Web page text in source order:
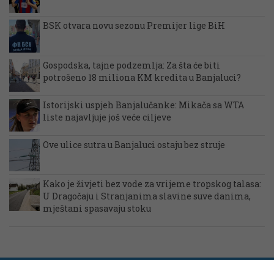
BSK otvara novu sezonu Premijer lige BiH
Gospodska, tajne podzemlja: Za šta će biti
potrošeno 18 miliona KM kredita u Banjaluci?
Istorijski uspjeh Banjalučanke: Mikača sa WTA
liste najavljuje još veće ciljeve
Ove ulice sutra u Banjaluci ostaju bez struje
Kako je živjeti bez vode za vrijeme tropskog talasa:
U Dragočaju i Stranjanima slavine suve danima,
mještani spasavaju stoku